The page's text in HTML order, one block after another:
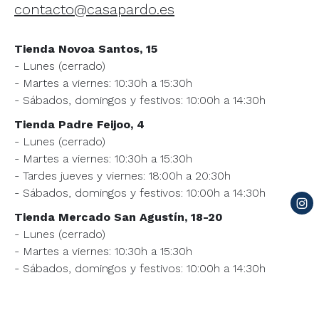
contacto@casapardo.es
Tienda Novoa Santos, 15
- Lunes (cerrado)
- Martes a viernes: 10:30h a 15:30h
- Sábados, domingos y festivos: 10:00h a 14:30h
Tienda Padre Feijoo, 4
- Lunes (cerrado)
- Martes a viernes: 10:30h a 15:30h
- Tardes jueves y viernes: 18:00h a 20:30h
- Sábados, domingos y festivos: 10:00h a 14:30h
Tienda Mercado San Agustín, 18-20
- Lunes (cerrado)
- Martes a viernes: 10:30h a 15:30h
- Sábados, domingos y festivos: 10:00h a 14:30h